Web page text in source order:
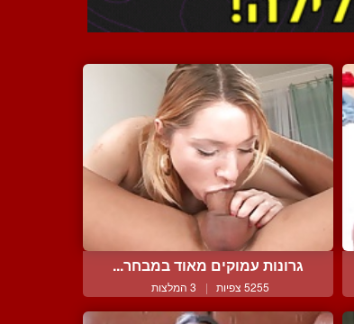
גרונות עמוקים מאוד במבחר...
5255 צפיות | 3 המלצות